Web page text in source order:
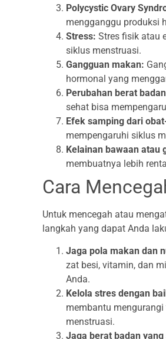
Polycystic Ovary
mengganggu produksi
Stress: Stres fisik atau
siklus menstruasi.
Gangguan makan:
hormonal yang
Perubahan berat
sehat bisa
Efek samping dari
mempengaruhi siklus
Kelainan bawaan atau
membuatnya lebih
Cara
Untuk mencegah atau
langkah yang dapat Anda
Jaga pola makan dan
zat besi, vitamin, dan
Anda.
Kelola stres dengan
membantu
menstruasi.
Jaga berat badan yang